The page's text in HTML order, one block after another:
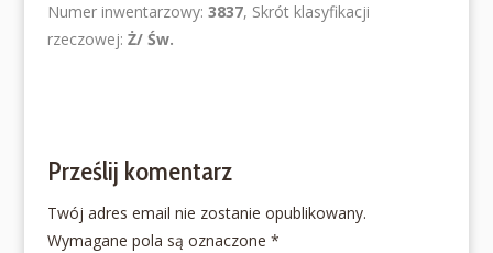
Numer inwentarzowy: 3837, Skrót klasyfikacji
rzeczowej: Ż/ Św.
Prześlij komentarz
Twój adres email nie zostanie opublikowany.
Wymagane pola są oznaczone *